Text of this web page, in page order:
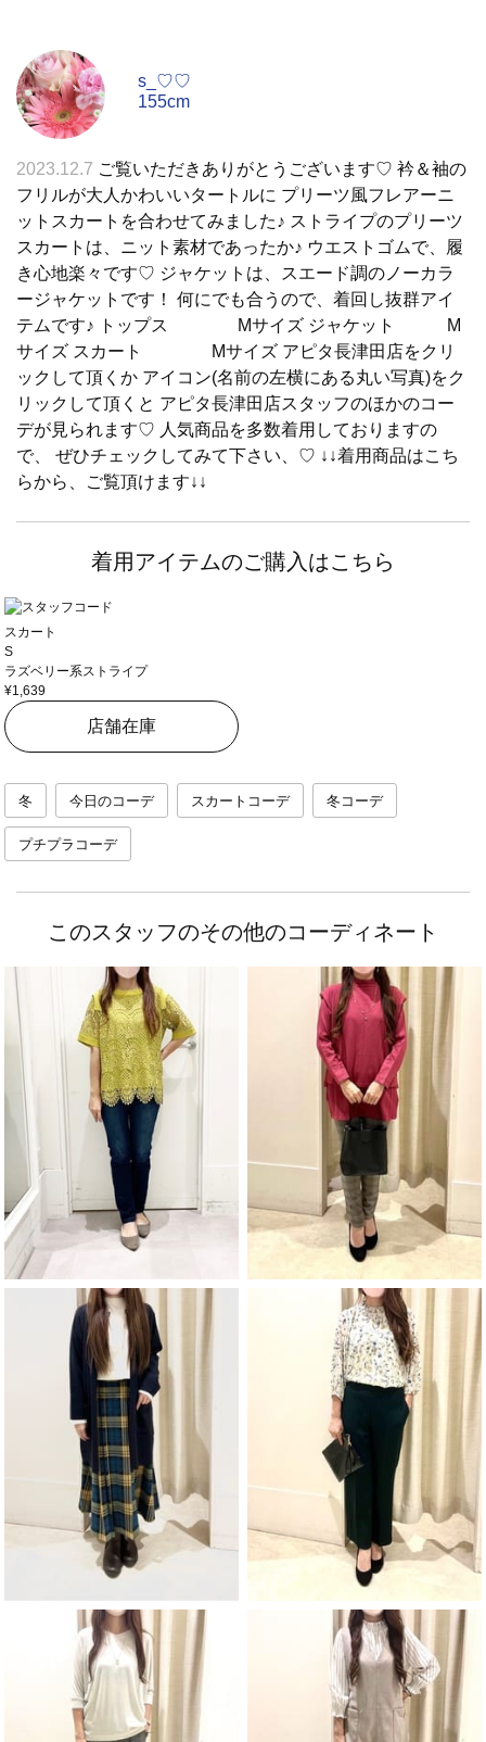
s_♡♡
155cm
2023.12.7 ご覧いただきありがとうございます♡ 衿＆袖の
フリルが大人かわいいタートルに プリーツ風フレアーニ
ットスカートを合わせてみました♪ ストライプのプリーツ
スカートは、ニット素材であったか♪ ウエストゴムで、履
き心地楽々です♡ ジャケットは、スエード調のノーカラ
ージャケットです！ 何にでも合うので、着回し抜群アイ
テムです♪ トップス Mサイズ ジャケット M
サイズ スカート Mサイズ アピタ長津田店をクリ
ックして頂くか アイコン(名前の左横にある丸い写真)をク
リックして頂くと アピタ長津田店スタッフのほかのコー
デが見られます♡ 人気商品を多数着用しておりますの
で、 ぜひチェックしてみて下さい、♡ ↓↓着用商品はこち
らから、ご覧頂けます↓↓
着用アイテムのご購入はこちら
スカート
S
ラズベリー系ストライプ
¥1,639
店舗在庫
冬 今日のコーデ スカートコーデ 冬コーデ
プチプラコーデ
このスタッフのその他のコーディネート